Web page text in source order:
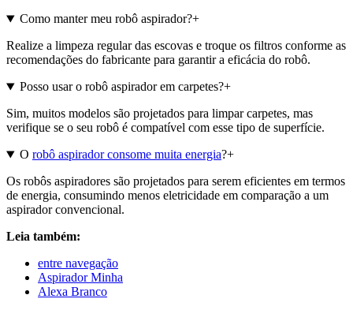
Como manter meu robô aspirador?+
Realize a limpeza regular das escovas e troque os filtros conforme as
recomendações do fabricante para garantir a eficácia do robô.
Posso usar o robô aspirador em carpetes?+
Sim, muitos modelos são projetados para limpar carpetes, mas
verifique se o seu robô é compatível com esse tipo de superfície.
O robô aspirador consome muita energia?+
Os robôs aspiradores são projetados para serem eficientes em termos
de energia, consumindo menos eletricidade em comparação a um
aspirador convencional.
Leia também:
entre navegação
Aspirador Minha
Alexa Branco